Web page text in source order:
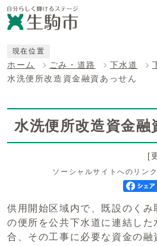
現在位置
ホーム ごみ・道路 下水道
水洗便所改造資金融資あっせん
水洗便所改造資金融
[
ソーシャルサイトへのリン
供用開始区域内で、既設のく
の便所を公共下水道に連結し
合、その工事に必要な資金の融